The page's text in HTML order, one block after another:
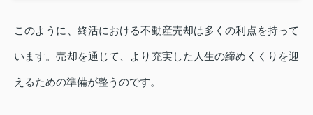
このように、終活における不動産売却は多くの利点を持って
います。売却を通じて、より充実した人生の締めくくりを迎
えるための準備が整うのです。